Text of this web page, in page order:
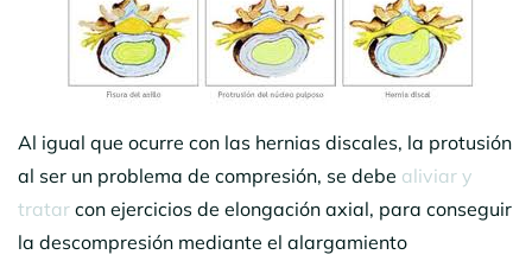
Al igual que ocurre con las hernias discales, la protusión
al ser un problema de compresión, se debe aliviar y
tratar con ejercicios de elongación axial, para conseguir
la descompresión mediante el alargamiento